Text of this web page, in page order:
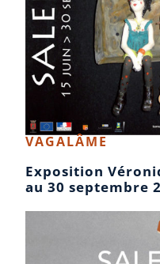
VAGALÂME
Exposition
au 30 septembre